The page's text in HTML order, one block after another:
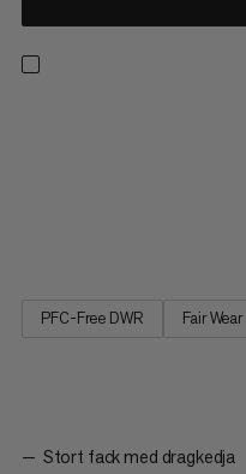
PFC-Free DWR Fair Wear
Stort fack med dragkedja